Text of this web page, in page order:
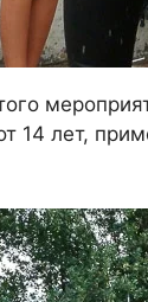
14 лет,